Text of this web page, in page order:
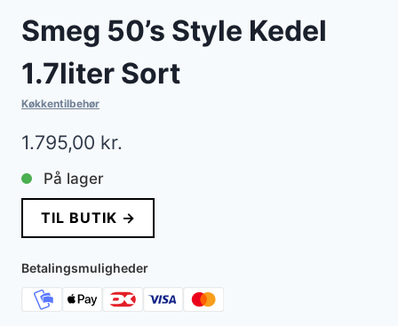
Smeg 50’s Style Kedel
1.7liter Sort
Køkkentilbehør
1.795,00 kr.
På lager
TIL BUTIK →
Betalingsmuligheder